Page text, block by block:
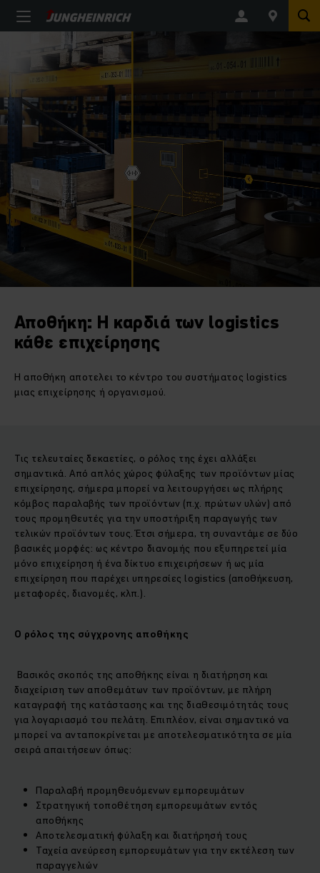
Αποθήκη: Η καρδιά των logistics
κάθε επιχείρησης
Η αποθήκη αποτελει το κέντρο του συστήματος logistics
μιας επιχείρησης ή οργανισμού.
Τις τελευταίες δεκαετίες, ο ρόλος της έχει αλλάξει
σημαντικά. Από απλός χώρος φύλαξης των προϊόντων μίας
επιχείρησης, σήμερα μπορεί να λειτουργήσει ως πλήρης
κόμβος παραλαβής των προϊόντων (π.χ. πρώτων υλών) από
τους προμηθευτές για την υποστήριξη παραγωγής των
τελικών προϊόντων τους. Έτσι σήμερα, τη συναντάμε σε δύο
βασικές μορφές: ως κέντρο διανομής που εξυπηρετεί μία
μόνο επιχείρηση ή ένα δίκτυο επιχειρήσεων ή ως μία
επιχείρηση που παρέχει υπηρεσίες logistics (αποθήκευση,
μεταφορές, διανομές, κλπ.).
Ο ρόλος της σύγχρονης αποθήκης
Βασικός σκοπός της αποθήκης είναι η διατήρηση και
διαχείριση των αποθεμάτων των προϊόντων, με πλήρη
καταγραφή της κατάστασης και της διαθεσιμότητάς τους
για λογαριασμό του πελάτη. Επιπλέον, είναι σημαντικό να
μπορεί να ανταποκρίνεται με αποτελεσματικότητα σε μία
σειρά απαιτήσεων όπως:
Παραλαβή προμηθευόμενων εμπορευμάτων
Στρατηγική τοποθέτηση εμπορευμάτων εντός
αποθήκης
Αποτελεσματική φύλαξη και διατήρησή τους
Ταχεία ανεύρεση εμπορευμάτων για την εκτέλεση των
παραγγελιών